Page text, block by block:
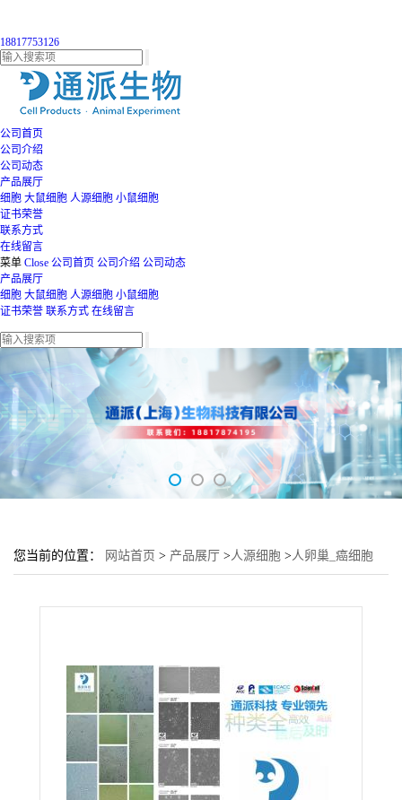
18817753126
公司首页
公司介绍
公司动态
产品展厅
细胞 大鼠细胞 人源细胞 小鼠细胞
证书荣誉
联系方式
在线留言
菜单 Close 公司首页 公司介绍 公司动态
产品展厅
细胞 大鼠细胞 人源细胞 小鼠细胞
证书荣誉 联系方式 在线留言
您当前的位置： 网站首页 > 产品展厅 >人源细胞 >人卵巢_癌细胞